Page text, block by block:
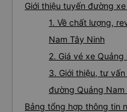
Giới thiệu tuyến đường
1. Về chất lượng,
Nam Tây Ninh
2. Giá vé xe
3. Giới thiệu, tư
đường Quảng Nam
Bảng tổng hợp thông tin